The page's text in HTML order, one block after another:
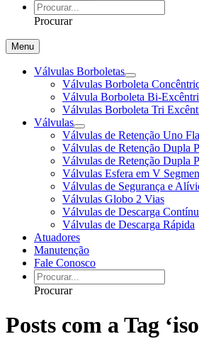
Procurar
Menu
Válvulas Borboletas
Válvulas Borboleta
Válvula Borboleta Bi-
Válvulas Borboleta Tri
Válvulas
Válvulas de Retenção Uno
Válvulas de Retenção Dupla
Válvulas de Retenção Dupla
Válvulas Esfera em V
Válvulas de Segurança e
Válvulas Globo 2 Vias
Válvulas de Descarga
Válvulas de Descarga Rápida
Atuadores
Manutenção
Fale Conosco
Procurar
Posts com a Tag